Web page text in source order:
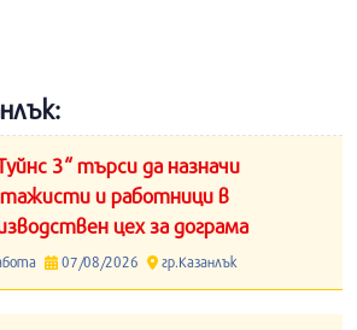
3“ търси да назначи
и работници в
цех за дограма
07/08/2026 гр.Казанлък